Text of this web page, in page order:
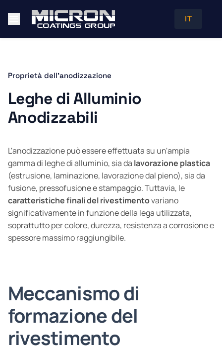
IT
Proprietà dell'anodizzazione
Leghe di Alluminio
Anodizzabili
L'anodizzazione può essere effettuata su un'ampia
gamma di leghe di alluminio, sia da lavorazione plastica
(estrusione, laminazione, lavorazione dal pieno), sia da
fusione, pressofusione e stampaggio. Tuttavia, le
caratteristiche finali del rivestimentovariano
significativamente in funzione della lega utilizzata,
soprattutto per colore, durezza, resistenza a corrosione e
spessore massimo raggiungibile.
Meccanismo di
formazione del
rivestimento